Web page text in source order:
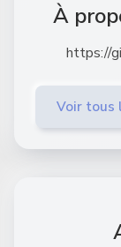
À
https://
Voir tous